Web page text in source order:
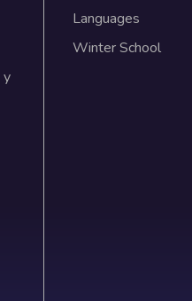
y
Languages
Winter School